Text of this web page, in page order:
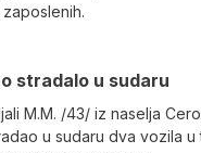
stradalo u sudaru
M.M. /43/ iz naselja
u sudaru dva vozila u